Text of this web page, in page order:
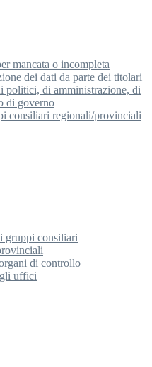
mancata o incompleta
dei dati da parte dei titolari
politici, di amministrazione, di
di governo
consiliari regionali/provinciali
gruppi consiliari
di controllo
uffici